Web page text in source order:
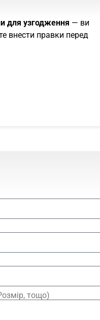
для узгодження — ви
внести правки перед
тощо)